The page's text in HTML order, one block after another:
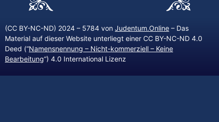
(CC BY-NC-ND) 2024 – 5784 von Judentum.Online – Das
Material auf dieser Website unterliegt einer CC BY-NC-ND 4.0
Deed (“Namensnennung – Nicht-kommerziell – Keine
Bearbeitung“) 4.0 International Lizenz